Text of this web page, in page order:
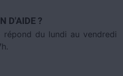
D'AIDE ?
du lundi au vendredi